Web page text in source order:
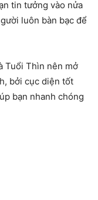
tin tưởng vào nửa
luôn bàn bạc để
Tuổi Thìn nên mở
bởi cục diện tốt
bạn nhanh chóng